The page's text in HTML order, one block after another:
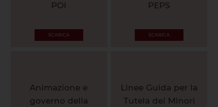
POI
SCARICA
PEPS
SCARICA
Animazione e
governo della
Linee Guida per la
Tutela dei Minori